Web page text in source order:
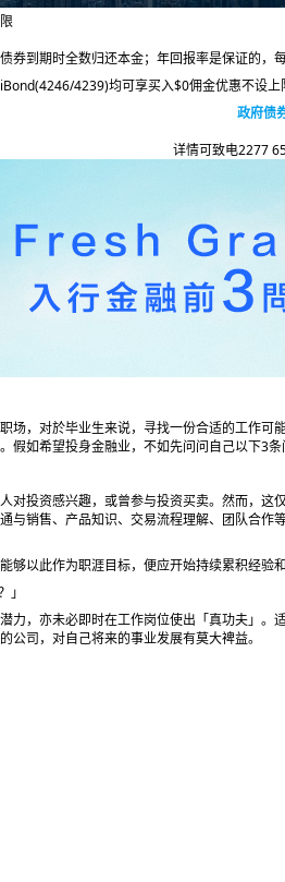
券到期时全数归还本金；年回报率是保证的，
4239)均可享买入$0佣金优惠不设上
政府债
详情可致电2277
场，对於毕业生来说，寻找一份合适的工作
假如希望投身金融业，不如先问问自己以下3条
对投资感兴趣，或曾参与投资买卖。然而，
与销售、产品知识、交易流程理解、团队合
够以此作为职涯目标，便应开始持续累积经验
」
力，亦未必即时在工作岗位使出「真功夫」
公司，对自己将来的事业发展有莫大裨益。